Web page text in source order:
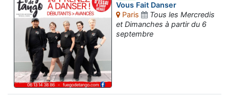
Vous Fait Danser
Paris
Tous les Mercredis
et Dimanches à partir du 6
septembre